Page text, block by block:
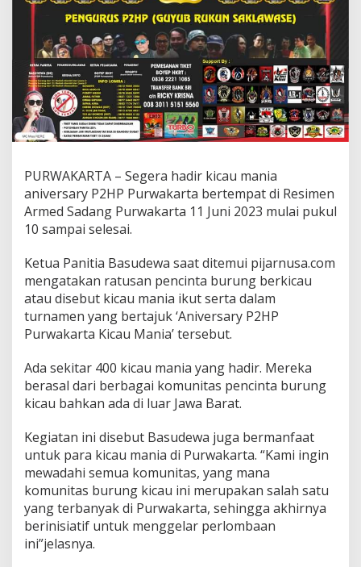
PURWAKARTA – Segera hadir kicau mania
aniversary P2HP Purwakarta bertempat di Resimen
Armed Sadang Purwakarta 11 Juni 2023 mulai pukul
10 sampai selesai.
Ketua Panitia Basudewa saat ditemui pijarnusa.com
mengatakan ratusan pencinta burung berkicau
atau disebut kicau mania ikut serta dalam
turnamen yang bertajuk ‘Aniversary P2HP
Purwakarta Kicau Mania’ tersebut.
Ada sekitar 400 kicau mania yang hadir. Mereka
berasal dari berbagai komunitas pencinta burung
kicau bahkan ada di luar Jawa Barat.
Kegiatan ini disebut Basudewa juga bermanfaat
untuk para kicau mania di Purwakarta. “Kami ingin
mewadahi semua komunitas, yang mana
komunitas burung kicau ini merupakan salah satu
yang terbanyak di Purwakarta, sehingga akhirnya
berinisiatif untuk menggelar perlombaan
ini”jelasnya.